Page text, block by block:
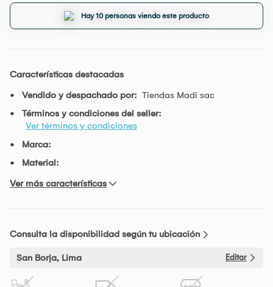
Hay 10 personas viendo este producto
Características destacadas
Vendido y despachado por: Tiendas Madi sac
Términos y condiciones del seller:
Ver términos y condiciones
Marca:
Material:
Ver más características
Consulta la disponibilidad según tu ubicación
San Borja, Lima Editar